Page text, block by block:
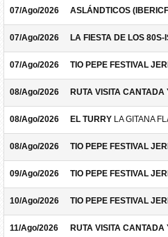
07/Ago/2026 ASLÁNDTICOS
07/Ago/2026 LA FIESTA DE LOS
07/Ago/2026 TIO PEPE FESTIVAL
08/Ago/2026 RUTA VISITA
08/Ago/2026 EL TURRY LA GITANA
08/Ago/2026 TIO PEPE FESTIVAL
09/Ago/2026 TIO PEPE FESTIVAL
10/Ago/2026 TIO PEPE FESTIVAL
11/Ago/2026 RUTA VISITA